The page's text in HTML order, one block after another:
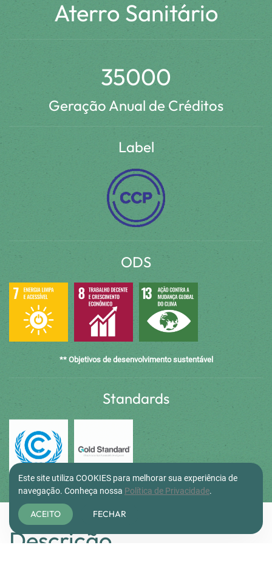
Aterro Sanitário
35000
Geração Anual de Créditos
Label
ODS
** Objetivos de desenvolvimento sustentável
Standards
. .
Descrição
Este site utiliza COOKIES para melhorar sua experiência de
navegação. Conheça nossa Política de Privacidade.
ACEITO FECHAR